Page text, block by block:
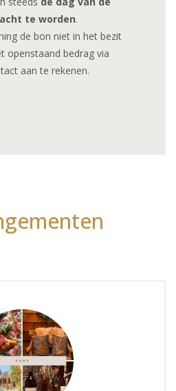
te worden.
de bon niet in het bezit
openstaand bedrag via
aan te rekenen.